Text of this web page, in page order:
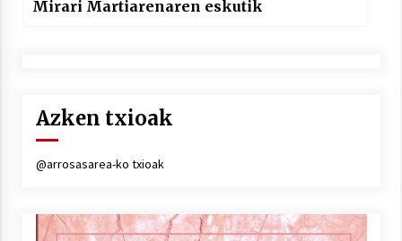
Mirari Martiarenaren eskutik
Azken txioak
@arrosasarea-ko txioak